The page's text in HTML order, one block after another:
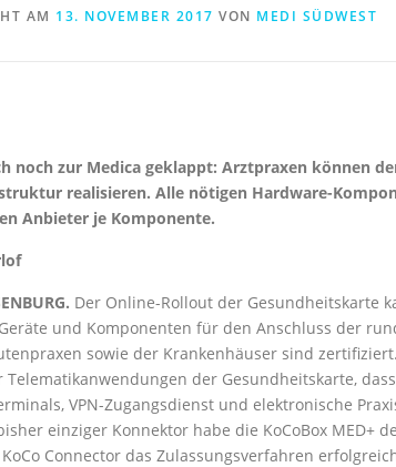
AM 13. NOVEMBER 2017 VON MEDI SÜDWEST
noch zur Medica geklappt: Arztpraxen können
realisieren. Alle nötigen Hardware-
Anbieter je Komponente.
Der Online-Rollout der Gesundheitskarte
und Komponenten für den Anschluss der
sowie der Krankenhäuser sind
Telematikanwendungen der Gesundheitskarte,
VPN-Zugangsdienst und elektronische
einziger Konnektor habe die KoCoBox MED+
Connector das Zulassungsverfahren